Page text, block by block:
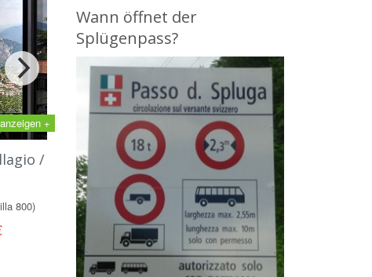
+
/
800)
Wann öffnet der
Splügenpass?